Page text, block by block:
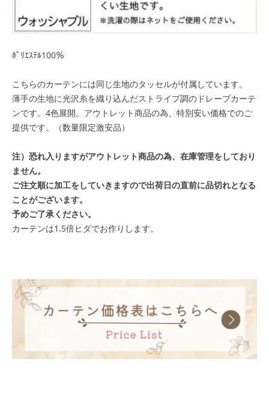
ﾎﾟﾘｴｽﾃﾙ100％
こちらのカーテンには同じ生地のタッセルが付属しています。
薄手の生地に光沢糸を織り込んだストライプ調のドレープカーテ
ンです。4色展開。 アウトレット商品の為、特別安い価格でのご
提供です。（数量限定激安品）
注）恐れ入りますがアウトレット商品の為、在庫管理をしており
ません。
ご注文順に加工をしていきますので出荷日の直前に品切れとなる
ことがございます。
予めご了承ください。
カーテンは1.5倍ヒダでお作りします。